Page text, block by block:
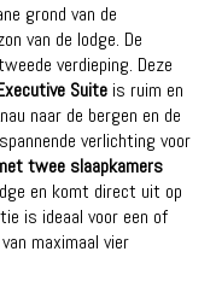
grond van de
van de lodge. De
verdieping. Deze
Suite is ruim en
naar de bergen en de
verlichting voor
twee slaapkamers
en komt direct uit op
is ideaal voor een of
maximaal vier